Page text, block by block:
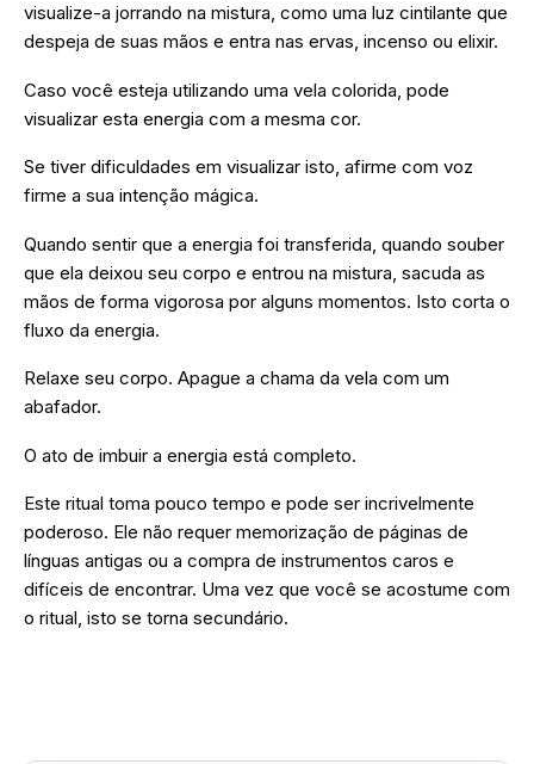
visualize-a jorrando na mistura, como uma luz cintilante que
despeja de suas mãos e entra nas ervas, incenso ou elixir.
Caso você esteja utilizando uma vela colorida, pode
visualizar esta energia com a mesma cor.
Se tiver dificuldades em visualizar isto, afirme com voz
firme a sua intenção mágica.
Quando sentir que a energia foi transferida, quando souber
que ela deixou seu corpo e entrou na mistura, sacuda as
mãos de forma vigorosa por alguns momentos. Isto corta o
fluxo da energia.
Relaxe seu corpo. Apague a chama da vela com um
abafador.
O ato de imbuir a energia está completo.
Este ritual toma pouco tempo e pode ser incrivelmente
poderoso. Ele não requer memorização de páginas de
línguas antigas ou a compra de instrumentos caros e
difíceis de encontrar. Uma vez que você se acostume com
o ritual, isto se torna secundário.